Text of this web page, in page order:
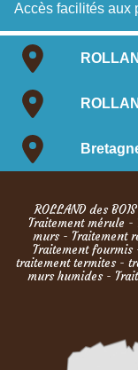
Accès facilités aux
ROLLAND des BOIS
Traitement mérule -
murs- Traitement
Traitement fourmis
traitement termites -
murs humides -